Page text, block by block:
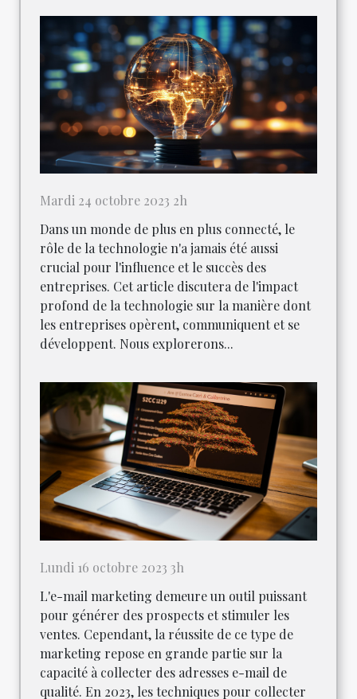
Mardi 24 octobre 2023 2h
Dans un monde de plus en plus connecté, le
rôle de la technologie n'a jamais été aussi
crucial pour l'influence et le succès des
entreprises. Cet article discutera de l'impact
profond de la technologie sur la manière dont
les entreprises opèrent, communiquent et se
développent. Nous explorerons...
Lundi 16 octobre 2023 3h
L'e-mail marketing demeure un outil puissant
pour générer des prospects et stimuler les
ventes. Cependant, la réussite de ce type de
marketing repose en grande partie sur la
capacité à collecter des adresses e-mail de
qualité. En 2023, les techniques pour collecter